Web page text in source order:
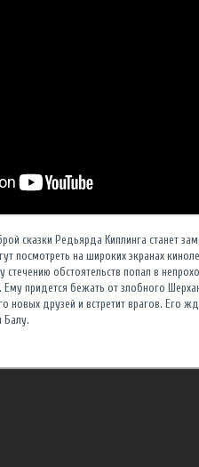
сказки Редьярда Киплинга станет
посмотреть на широких экранах
обстоятельств попал в
придется бежать от злобного
новых друзей и встретит врагов. Его
Балу.